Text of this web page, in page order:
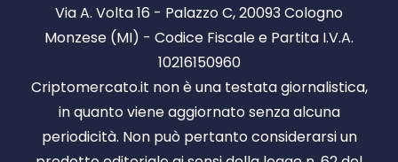
Via A. Volta 16 - Palazzo C, 20093 Cologno
Monzese (MI) - Codice Fiscale e Partita I.V.A.
10216150960
Criptomercato.it non è una testata giornalistica,
in quanto viene aggiornato senza alcuna
periodicità. Non può pertanto considerarsi un